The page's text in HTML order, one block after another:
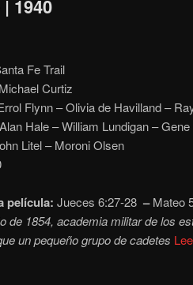
1940
Fe Trail
Michael Curtiz
Flynn – Olivia de Havilland –
Hale – William Lundigan –
Litel – Moroni Olsen
película: Jueces 6:27-28 – Mateo
de 1854, academia militar de los
un pequeño grupo de cadetes